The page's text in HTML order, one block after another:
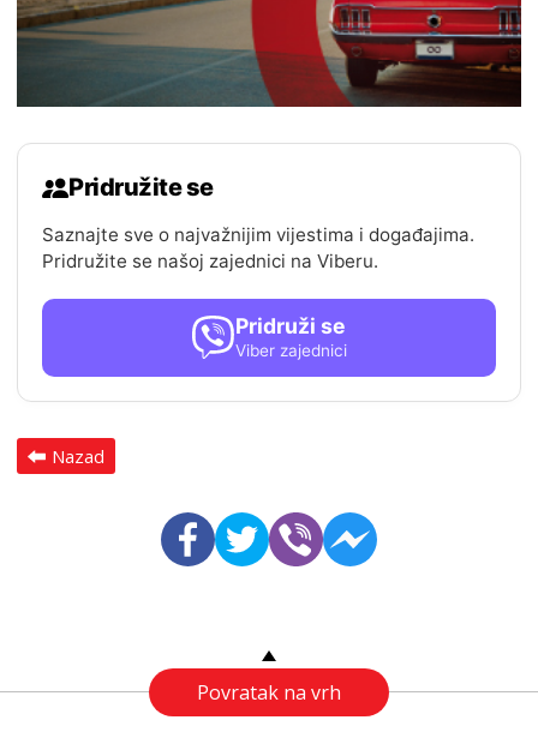
Pridružite se
Saznajte sve o najvažnijim vijestima i događajima.
Pridružite se našoj zajednici na Viberu.
Pridruži se
Viber zajednici
Nazad
Povratak na vrh